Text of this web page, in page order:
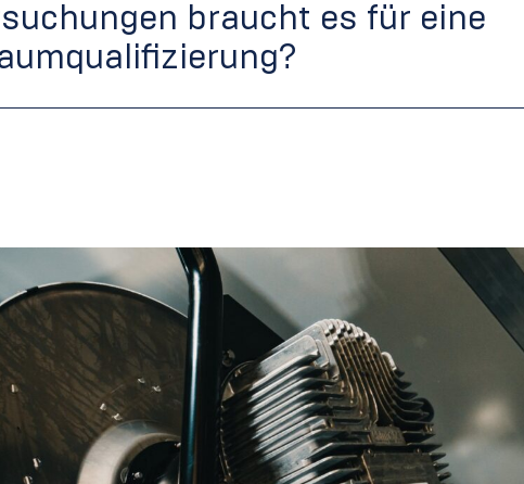
braucht es für eine